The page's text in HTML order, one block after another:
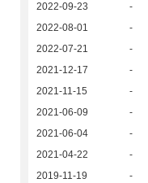
2022-09-23
-
2022-08-01
-
2022-07-21
-
2021-12-17
-
2021-11-15
-
2021-06-09
-
2021-06-04
-
2021-04-22
-
2019-11-19
-